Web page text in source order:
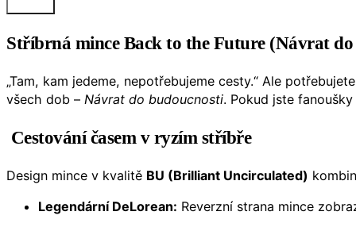
Stříbrná mince Back to the Future (Návrat
„Tam, kam jedeme, nepotřebujeme cesty.“ Ale
všech dob – Návrat do budoucnosti. Pokud jste
Cestování časem v ryzím stříbře
Design mince v kvalitě BU (Brilliant Uncirculated)
Legendární DeLorean: Reverzní strana mince